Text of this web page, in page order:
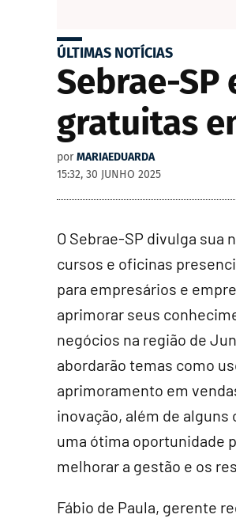
ÚLTIMAS NOTÍCIAS
Sebrae-
gratuitas
por MARIAEDUARDA
15:32, 30 JUNHO 2025
O Sebrae-SP divulga sua
cursos e oficinas
para empresários e
aprimorar seus
negócios na região de
abordarão temas como
aprimoramento em
inovação, além de
uma ótima oportunidade
melhorar a gestão e os
Fábio de Paula, gerente